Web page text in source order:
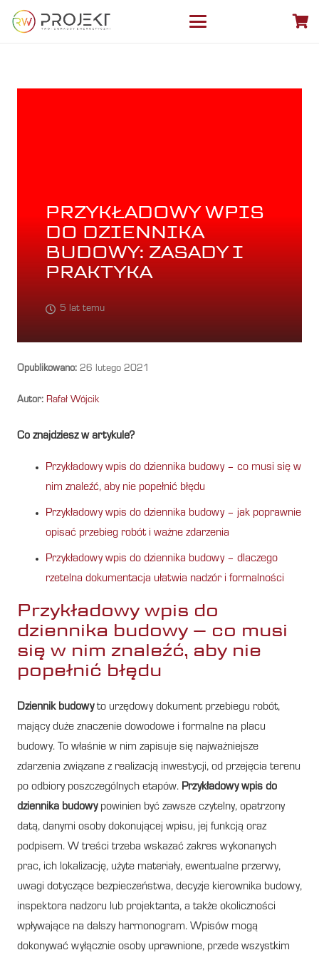
PRZYKŁADOWY WPIS
DO DZIENNIKA
BUDOWY: ZASADY I
PRAKTYKA
5 lat temu
Opublikowano: 26 lutego 2021
Autor: Rafał Wójcik
Co znajdziesz w artykule?
Przykładowy wpis do dziennika budowy – co musi się w
nim znaleźć, aby nie popełnić błędu
Przykładowy wpis do dziennika budowy – jak poprawnie
opisać przebieg robót i ważne zdarzenia
Przykładowy wpis do dziennika budowy – dlaczego
rzetelna dokumentacja ułatwia nadzór i formalności
Przykładowy wpis do
dziennika budowy – co musi
się w nim znaleźć, aby nie
popełnić błędu
Dziennik budowyto urzędowy dokument przebiegu robót,
mający duże znaczenie dowodowe i formalne na placu
budowy. To właśnie w nim zapisuje się najważniejsze
zdarzenia związane z realizacją inwestycji, od przejęcia terenu
po odbiory poszczególnych etapów. Przykładowy wpis do
dziennika budowypowinien być zawsze czytelny, opatrzony
datą, danymi osoby dokonującej wpisu, jej funkcją oraz
podpisem. W treści trzeba wskazać zakres wykonanych
prac, ich lokalizację, użyte materiały, ewentualne przerwy,
uwagi dotyczące bezpieczeństwa, decyzje kierownika budowy,
inspektora nadzoru lub projektanta, a także okoliczności
wpływające na dalszy harmonogram. Wpisów mogą
dokonywać wyłącznie osoby uprawnione, przede wszystkim